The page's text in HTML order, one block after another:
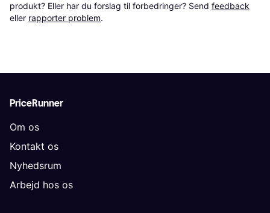
produkt? Eller har du forslag til forbedringer? Send feedback
eller rapporter problem.
PriceRunner
Om os
Kontakt os
Nyhedsrum
Arbejd hos os